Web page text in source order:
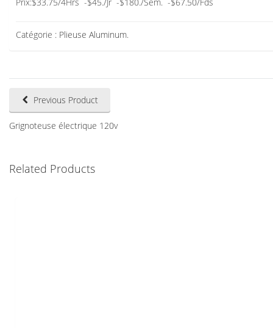
Catégorie : Plieuse Aluminum.
Previous Product
Grignoteuse électrique 120v
Related Products